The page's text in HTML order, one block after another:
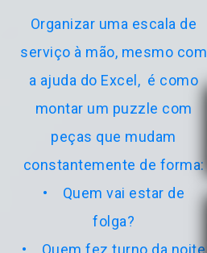
Organizar uma escala de
serviço à mão, mesmo com
a ajuda do Excel, é como
montar um puzzle com
peças que mudam
constantemente de forma:
• Quem vai estar de
folga?
• Quem fez turno da noite